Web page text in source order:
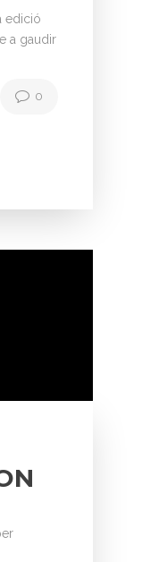
edició
a gaudir
0